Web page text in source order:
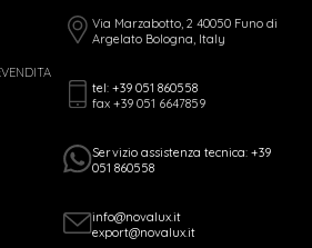
Via Marzabotto, 2 40050 Funo di
Argelato Bologna, Italy
tel: +39 051 860558
fax +39 051 6647859
Servizio assistenza tecnica: +39
051 860558
info@novalux.it
export@novalux.it